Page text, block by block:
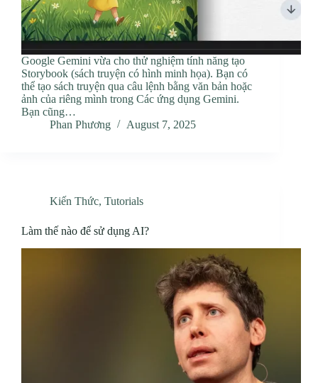
Google Gemini vừa cho thử nghiệm tính năng tạo
Storybook (sách truyện có hình minh họa). Bạn có
thể tạo sách truyện qua câu lệnh bằng văn bản hoặc
ảnh của riêng mình trong Các ứng dụng Gemini.
Bạn cũng…
Phan Phương
August 7, 2025
Kiến Thức, Tutorials
Làm thế nào để sử dụng AI?